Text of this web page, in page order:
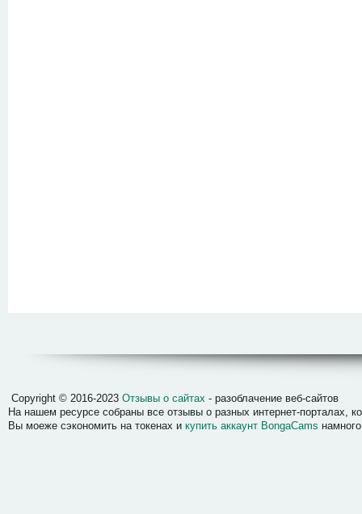
Отзывы о сайтах
Copyright © 2016-2023 Отзывы о сайтах - разоблачение веб-сайтов
На нашем ресурсе собраны все отзывы о разных интернет-
Вы моеже сэкономить на токенах и купить аккаунт BongaCams